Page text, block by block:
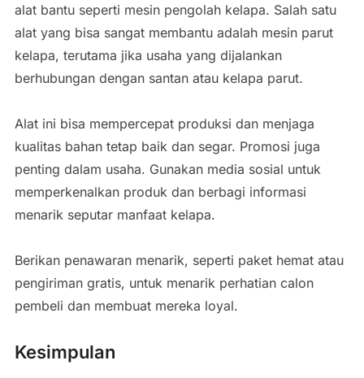
alat bantu seperti mesin pengolah kelapa. Salah satu
alat yang bisa sangat membantu adalah mesin parut
kelapa, terutama jika usaha yang dijalankan
berhubungan dengan santan atau kelapa parut.
Alat ini bisa mempercepat produksi dan menjaga
kualitas bahan tetap baik dan segar. Promosi juga
penting dalam usaha. Gunakan media sosial untuk
memperkenalkan produk dan berbagi informasi
menarik seputar manfaat kelapa.
Berikan penawaran menarik, seperti paket hemat atau
pengiriman gratis, untuk menarik perhatian calon
pembeli dan membuat mereka loyal.
Kesimpulan